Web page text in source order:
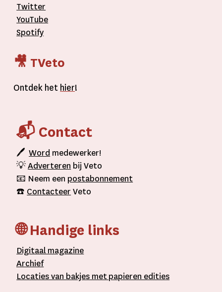
Twitter
YouTube
Spotify
🎥 TVeto
Ontdek het hier!
📬 Contact
🖊Word medewerker!
💡Adverteren bij Veto
📧 Neem een postabonnement
☎️ Contacteer Veto
🌐 Handige links
Digitaal magazine
Archief
Locaties van bakjes metpapieren edities